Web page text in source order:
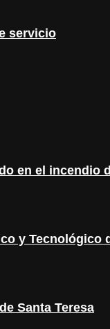
servicio
en el incendio
y Tecnológico
Santa Teresa